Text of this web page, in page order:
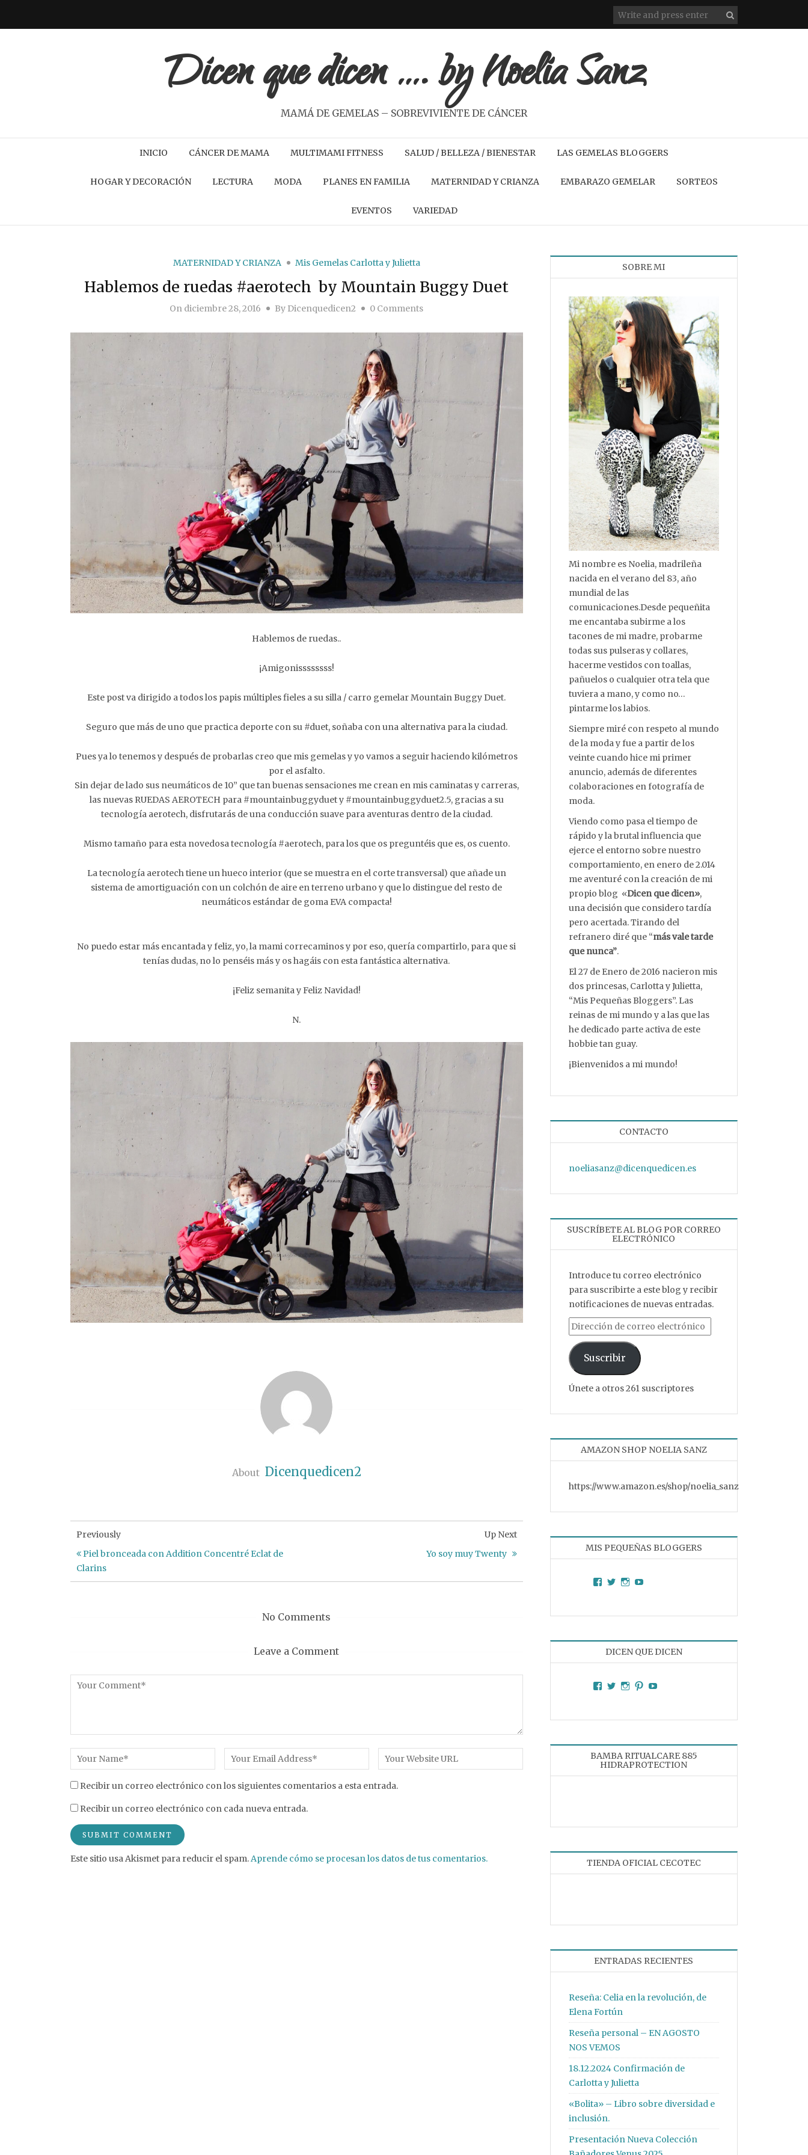
Dicen que dicen …. by Noelia Sanz
MAMÁ DE GEMELAS – SOBREVIVIENTE DE CÁNCER
INICIO CÁNCER DE MAMA MULTIMAMI FITNESS SALUD / BELLEZA / BIENESTAR LAS GEMELAS BLOGGERS
HOGAR Y DECORACIÓN LECTURA MODA PLANES EN FAMILIA MATERNIDAD Y CRIANZA EMBARAZO GEMELAR SORTEOS
EVENTOS VARIEDAD
MATERNIDAD Y CRIANZA Mis Gemelas Carlotta y Julietta
Hablemos de ruedas #aerotech by Mountain Buggy Duet
On diciembre 28, 2016 By Dicenquedicen2 0 Comments
Hablemos de ruedas..
¡Amigonissssssss!
Este post va dirigido a todos los papis múltiples fieles a su silla / carro gemelar Mountain Buggy Duet.
Seguro que más de uno que practica deporte con su #duet, soñaba con una alternativa para la ciudad.
Pues ya lo tenemos y después de probarlas creo que mis gemelas y yo vamos a seguir haciendo kilómetros
por el asfalto.
Sin dejar de lado sus neumáticos de 10” que tan buenas sensaciones me crean en mis caminatas y carreras,
las nuevas RUEDAS AEROTECH para #mountainbuggyduet y #mountainbuggyduet2.5, gracias a su
tecnología aerotech, disfrutarás de una conducción suave para aventuras dentro de la ciudad.
Mismo tamaño para esta novedosa tecnología #aerotech, para los que os preguntéis que es, os cuento.
La tecnología aerotech tiene un hueco interior (que se muestra en el corte transversal) que añade un
sistema de amortiguación con un colchón de aire en terreno urbano y que lo distingue del resto de
neumáticos estándar de goma EVA compacta!
No puedo estar más encantada y feliz, yo, la mami correcaminos y por eso, quería compartirlo, para que si
tenías dudas, no lo penséis más y os hagáis con esta fantástica alternativa.
¡Feliz semanita y Feliz Navidad!
N.
About Dicenquedicen2
Up Next
Yo soy muy Twenty
Previously
Piel bronceada con Addition Concentré Eclat de
Clarins
No Comments
Leave a Comment
Recibir un correo electrónico con los siguientes comentarios a esta entrada.
Recibir un correo electrónico con cada nueva entrada.
Este sitio usa Akismet para reducir el spam.Aprende cómo se procesan los datos de tus comentarios.
SOBRE MI
Mi nombre es Noelia, madrileña
nacida en el verano del 83, año
mundial de las
comunicaciones.Desde pequeñita
me encantaba subirme a los
tacones de mi madre, probarme
todas sus pulseras y collares,
hacerme vestidos con toallas,
pañuelos o cualquier otra tela que
tuviera a mano, y como no…
pintarme los labios.
Siempre miré con respeto al mundo
de la moda y fue a partir de los
veinte cuando hice mi primer
anuncio, además de diferentes
colaboraciones en fotografía de
moda.
Viendo como pasa el tiempo de
rápido y la brutal influencia que
ejerce el entorno sobre nuestro
comportamiento, en enero de 2.014
me aventuré con la creación de mi
propio blog «Dicen que dicen»,
una decisión que considero tardía
pero acertada. Tirando del
refranero diré que “más vale tarde
que nunca”.
El 27 de Enero de 2016 nacieron mis
dos princesas, Carlotta y Julietta,
“Mis Pequeñas Bloggers”. Las
reinas de mi mundo y a las que las
he dedicado parte activa de este
hobbie tan guay.
¡Bienvenidos a mi mundo!
CONTACTO
noeliasanz@dicenquedicen.es
SUSCRÍBETE AL BLOG POR CORREO
ELECTRÓNICO
Introduce tu correo electrónico
para suscribirte a este blog y recibir
notificaciones de nuevas entradas.
Dirección de correo electrónico
Suscribir
Únete a otros 261 suscriptores
AMAZON SHOP NOELIA SANZ
https://www.amazon.es/shop/noelia_sanz
MIS PEQUEÑAS BLOGGERS
Facebook
TwitterInstagram
YouTube
DICEN QUE DICEN
Facebook
TwitterInstagram
PinterestYouTube
BAMBA RITUALCARE 885
HIDRAPROTECTION
TIENDA OFICIAL CECOTEC
ENTRADAS RECIENTES
Reseña: Celia en la revolución, de
Elena Fortún
Reseña personal – EN AGOSTO
NOS VEMOS
18.12.2024 Confirmación de
Carlotta y Julietta
«Bolita» – Libro sobre diversidad e
inclusión.
Presentación Nueva Colección